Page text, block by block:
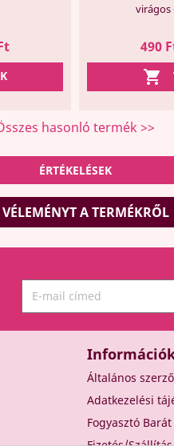
virágos
490

hasonló termék >>
ÉRTÉKELÉSEK
VÉLEMÉNYT A TERMÉKRŐL
Általános
Adatkezelési
Fogyasztó